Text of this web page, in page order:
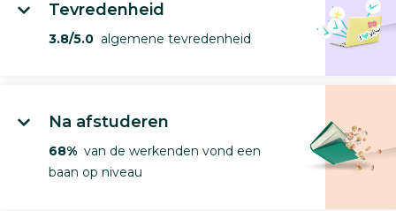
Tevredenheid
3.8/5.0 algemene tevredenheid
Na afstuderen
68% van de werkenden vond een
baan op niveau